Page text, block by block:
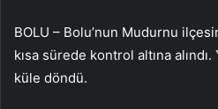
BOLU – Bolu’nun Mudurnu
kısa sürede kontrol altına
küle döndü.